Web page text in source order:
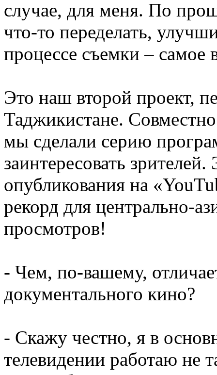
случае, для меня. По
что-то переделать,
процессе съемки – самое
Это наш второй проект,
Таджикистане.
мы сделали серию
заинтересовать
опубликования на
рекорд для центрально-
просмотров!
- Чем, по-вашему,
документального кино?
- Скажу честно, я в
телевидении работаю не